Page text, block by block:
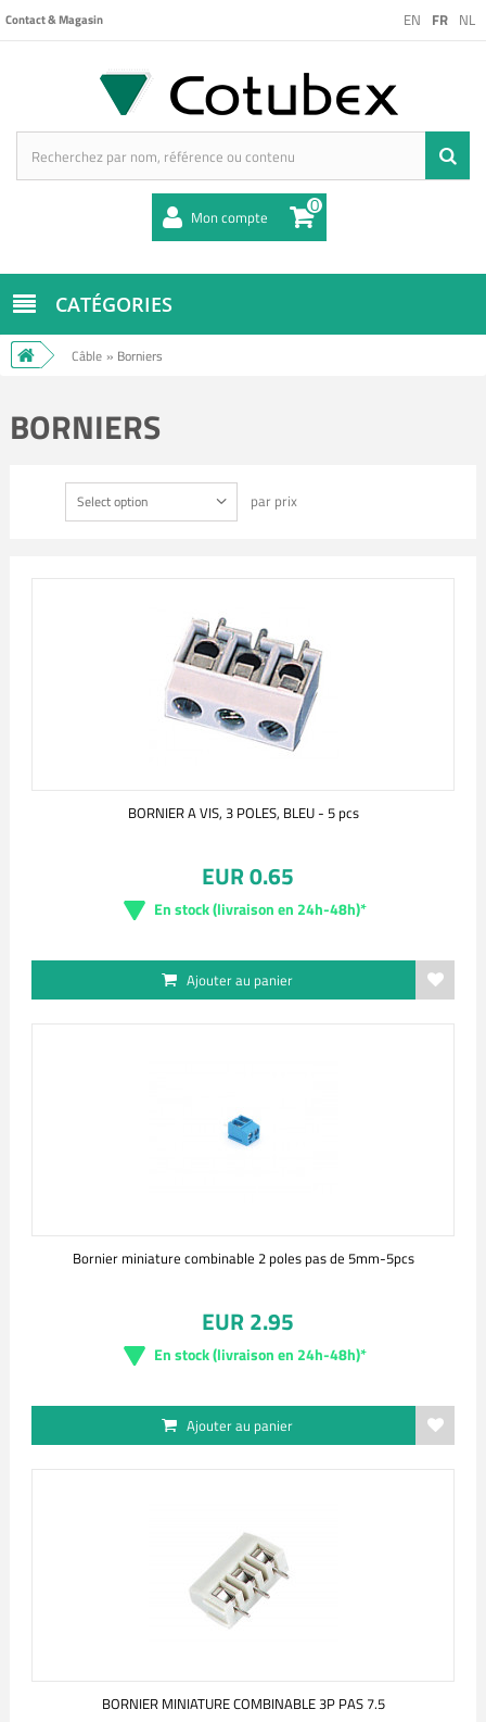
EN FR NL
Contact & Magasin
Mon compte 0
CATÉGORIES
Câble » Borniers
BORNIERS
Select option par prix
BORNIER A VIS, 3 POLES, BLEU - 5 pcs
EUR 0.65
En stock (livraison en 24h-48h)*
Ajouter au panier
Bornier miniature combinable 2 poles pas de 5mm-5pcs
EUR 2.95
En stock (livraison en 24h-48h)*
Ajouter au panier
BORNIER MINIATURE COMBINABLE 3P PAS 7.5